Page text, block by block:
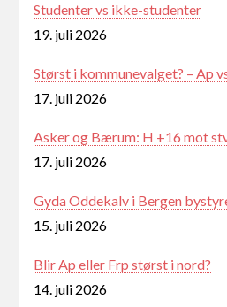
Studenter vs ikke-studenter
19. juli 2026
Størst i kommunevalget? – Ap
17. juli 2026
Asker og Bærum: H +16 mot
17. juli 2026
Gyda Oddekalv i Bergen
15. juli 2026
Blir Ap eller Frp størst i nord?
14. juli 2026